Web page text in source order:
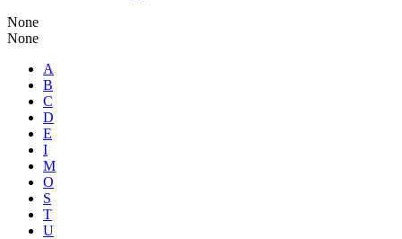
None
None
A
B
C
D
E
I
M
O
S
T
U